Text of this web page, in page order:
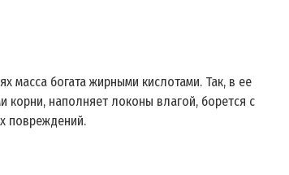
масса богата жирными кислотами. Так, в ее
корни, наполняет локоны влагой, борется с
повреждений.